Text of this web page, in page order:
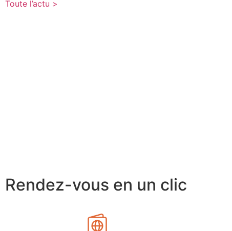
Toute l’actu >
Rendez-vous en un clic